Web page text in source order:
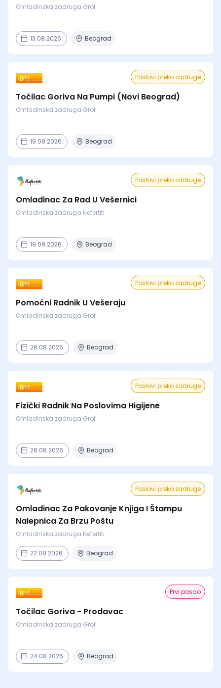
Omladinska zadruga Grof
13.08.2026. Beograd
Poslovi preko zadruge
Točilac Goriva Na Pumpi (Novi Beograd)
Omladinska zadruga Grof
19.08.2026. Beograd
Poslovi preko zadruge
Omladinac Za Rad U Vešernici
Omladinska zadruga Nefertiti
19.08.2026. Beograd
Poslovi preko zadruge
Pomoćni Radnik U Vešeraju
Omladinska zadruga Grof
28.08.2026. Beograd
Poslovi preko zadruge
Fizički Radnik Na Poslovima Higijene
Omladinska zadruga Grof
26.08.2026. Beograd
Poslovi preko zadruge
Omladinac Za Pakovanje Knjiga I Štampu
Nalepnica Za Brzu Poštu
Omladinska zadruga Nefertiti
22.08.2026. Beograd
Prvi posao
Točilac Goriva - Prodavac
Omladinska zadruga Grof
24.08.2026. Beograd